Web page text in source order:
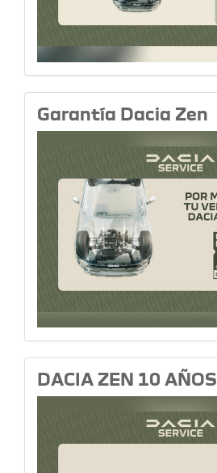
Garantía Dacia Zen
DACIA ZEN 10 AÑOS